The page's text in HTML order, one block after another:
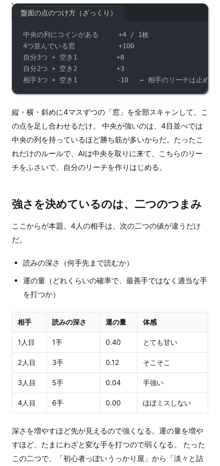
盤面の点のつけ方（ざっくり）
中央の列にコインがある     +4 / 1枚
4つ並んでいる窓           +100
自分3つ + 空き1          +8
自分2つ + 空き2          +3
相手3つ + 空き1          -10   ← 相手のリーチは止めた
縦・横・斜めに4マスずつの「窓」を全部スキャンして、こ
の点を足し合わせるだけ。 中央が強いのは、4目並べでは
中央の列を持っているほど勝ち筋が多いからだ。たったこ
れだけのルールで、AIは中央を取りに来て、こちらのリー
チをふさいで、自分のリーチを作りはじめる。
強さを決めているのは、二つのつまみ
ここからが本題。4人の相手は、次の二つの値が違うだけ
だ。
読みの深さ（何手先まで読むか）
運の量（どれくらいの確率で、最善手ではなく適当な手
を打つか）
相手 読みの深さ 運の量 体感
1人目 1手 0.40 とても甘い
2人目 3手 0.12 そこそこ
3人目 5手 0.04 手強い
4人目 6手 0.00 ほぼミスしない
深さを増やすほど先が見えるので強くなる。運の量を増や
すほど、たまにわざと変な手を打つので弱くなる。 たった
この二つで、「初心者っぽいうっかり屋」から「淡々と詰